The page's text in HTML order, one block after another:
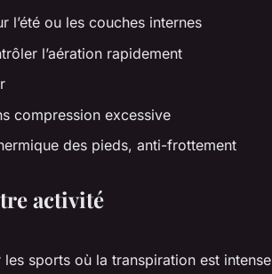
l’été ou les couches internes
l’aération rapidement
compression excessive
des pieds, anti-frottement
activité
sports où la transpiration est intense